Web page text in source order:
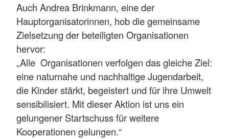
Auch Andrea Brinkmann, eine der
Hauptorganisatorinnen, hob die gemeinsame
Zielsetzung der beteiligten Organisationen
hervor:
„Alle Organisationen verfolgen das gleiche Ziel:
eine naturnahe und nachhaltige Jugendarbeit,
die Kinder stärkt, begeistert und für ihre Umwelt
sensibilisiert. Mit dieser Aktion ist uns ein
gelungener Startschuss für weitere
Kooperationen gelungen.“